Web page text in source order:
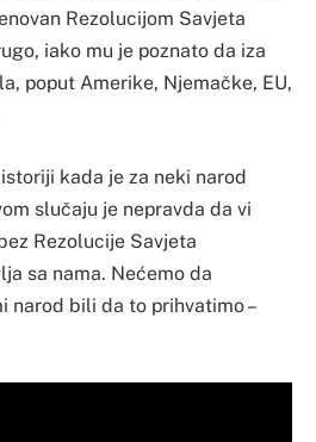
Rezolucijom Savjeta
iako mu je poznato da iza
poput Amerike, Njemačke, EU,
kada je za neki narod
slučaju je nepravda da vi
Rezolucije Savjeta
sa nama. Nećemo da
narod bili da to prihvatimo –